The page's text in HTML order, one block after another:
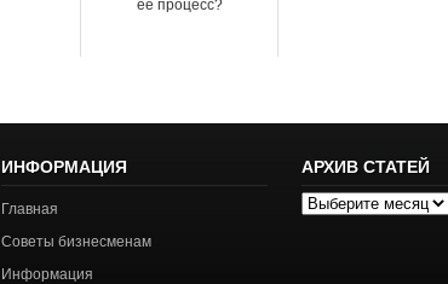
её процесс?
ИНФОРМАЦИЯ
Главная
Советы бизнесменам
Информация
АРХИВ СТАТЕЙ
Архив